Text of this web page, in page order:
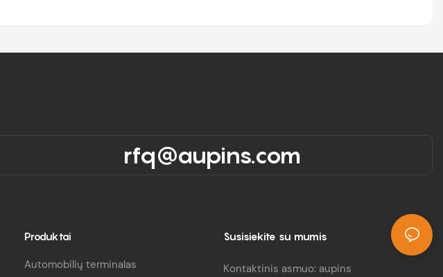
rfq@aupins.com
Produktai
Automobilių terminalas
Susisiekite su mumis
Kontaktinis asmuo: aupins